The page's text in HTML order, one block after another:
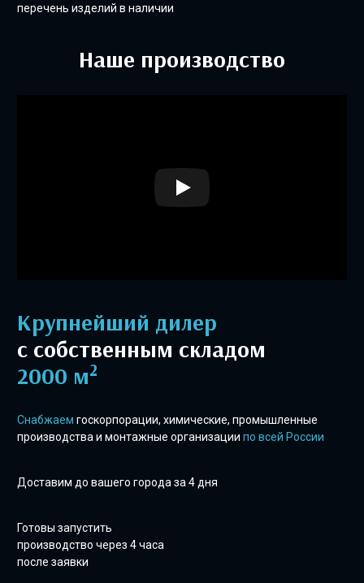
перечень изделий в наличии
Наше производство
Крупнейший дилер
с собственным складом
2000 м2
Снабжаем госкорпорации, химические, промышленные
производства и монтажные организации по всей России
Доставим до вашего города за 4 дня
Готовы запустить
производство через 4 часа
после заявки